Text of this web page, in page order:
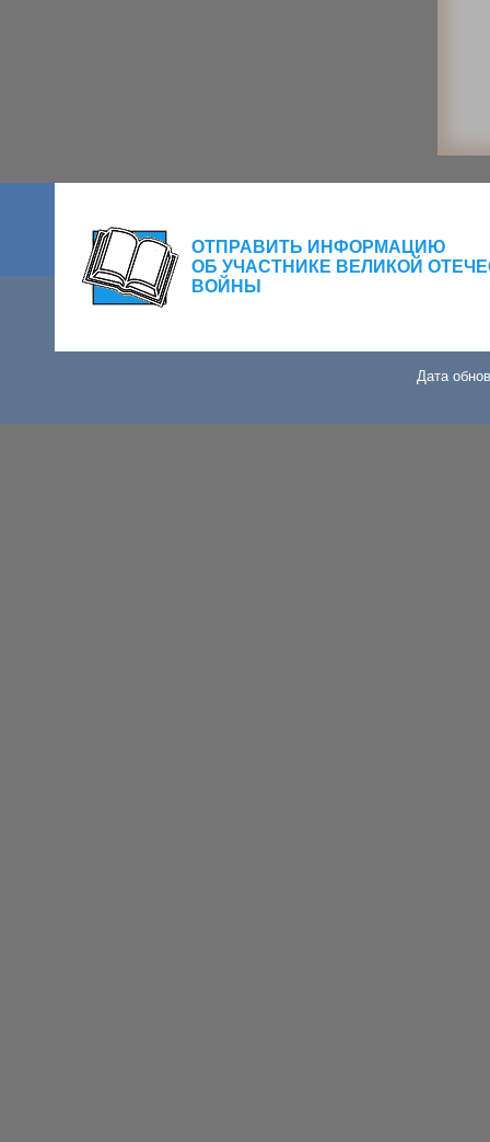
ОТПРАВИТЬ ИНФОРМАЦИЮ
ОБ УЧАСТНИКЕ ВЕЛИКОЙ
ВОЙНЫ
Дата